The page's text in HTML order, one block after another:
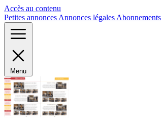
Accès au contenu
Petites annonces Annonces légales Abonnements
Menu
Panneau de gestion des cookies